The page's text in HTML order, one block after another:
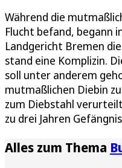
Während die
Flucht befand, begann
Landgericht Bremen
stand eine Komplizin.
soll unter anderem
mutmaßlichen Diebin
zum Diebstahl
zu drei Jahren
Alles zum Thema